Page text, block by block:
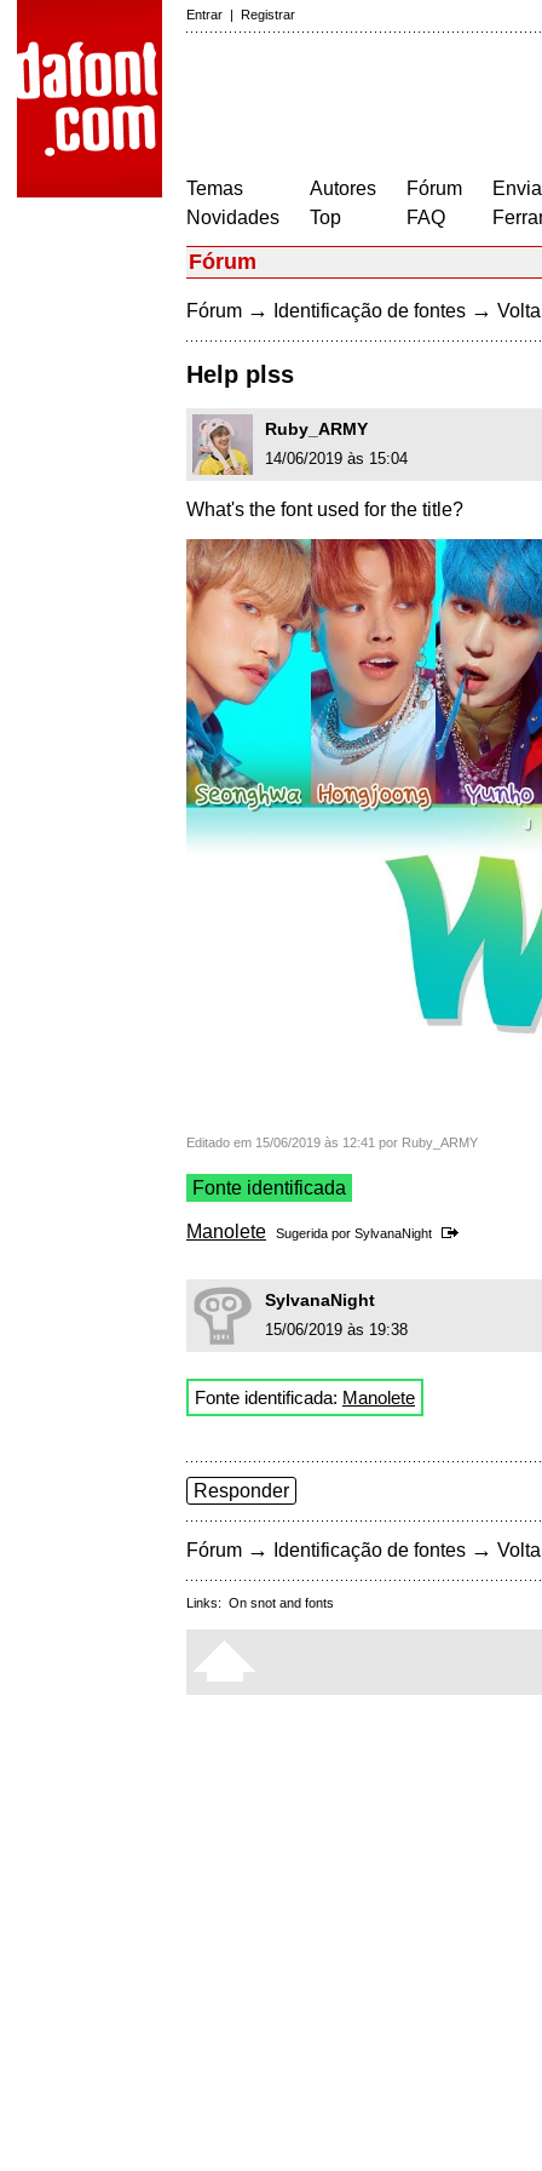
Entrar | Registrar
Temas
Novidades
Autores
Top
Fórum
FAQ
Fórum
Fórum → Identificação de fontes →
Help plss
Ruby_ARMY
14/06/2019 às 15:04
What's the font used for the title?
Editado em 15/06/2019 às 12:41 por Ruby_ARMY
Fonte identificada
Manolete Sugerida por SylvanaNight
SylvanaNight
15/06/2019 às 19:38
Fonte identificada: Manolete
Responder
Fórum → Identificação de fontes →
Links: On snot and fonts